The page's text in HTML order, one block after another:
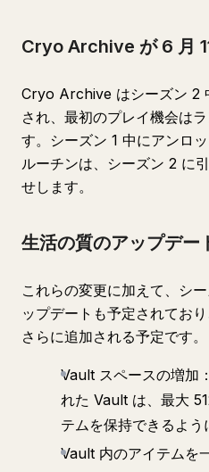
Cryo Archive が 6 月
Cryo Archive はシーズン 2
され、最初のプレイ機会は
す。シーズン 1 中にアンロ
ルーチンは、シーズン 2 に
せします。
生活の質のアップデー
これらの変更に加えて、シ
ップデートも予定されてお
さらに追加される予定です。
Vault スペースの増加
れた Vault は、最大
テムを保持できるよう
Vault 内のアイテムを